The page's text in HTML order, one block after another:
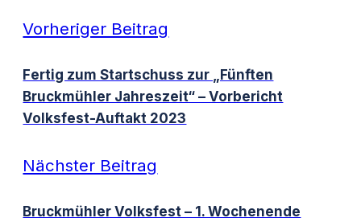
Vorheriger Beitrag
Fertig zum Startschuss zur „Fünften
Bruckmühler Jahreszeit“ – Vorbericht
Volksfest-Auftakt 2023
Nächster Beitrag
Bruckmühler Volksfest – 1. Wochenende